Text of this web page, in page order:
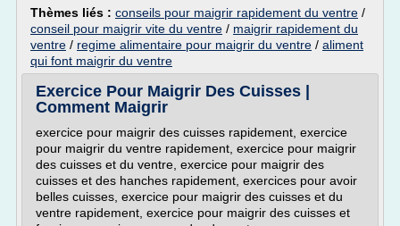
Thèmes liés : conseils pour maigrir rapidement du ventre /
conseil pour maigrir vite du ventre / maigrir rapidement du
ventre / regime alimentaire pour maigrir du ventre / aliment
qui font maigrir du ventre
Exercice Pour Maigrir Des Cuisses |
Comment Maigrir
exercice pour maigrir des cuisses rapidement, exercice
pour maigrir du ventre rapidement, exercice pour maigrir
des cuisses et du ventre, exercice pour maigrir des
cuisses et des hanches rapidement, exercices pour avoir
belles cuisses, exercice pour maigrir des cuisses et du
ventre rapidement, exercice pour maigrir des cuisses et